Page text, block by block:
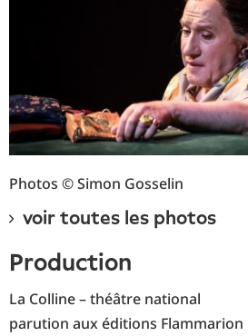
Photos © Simon Gosselin
voir toutes les photos
production
La Colline – théâtre national
parution aux éditions Flammarion